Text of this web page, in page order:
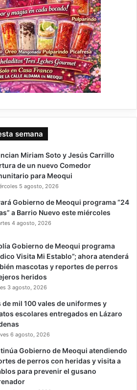
semana
Miriam Soto y Jesús Carrillo
de un nuevo Comedor
para Meoqui
5 agosto, 2026
Gobierno de Meoqui programa “24
a Barrio Nuevo este miércoles
4 agosto, 2026
Gobierno de Meoqui programa
Visita Mi Establo”; ahora atenderá
mascotas y reportes de perros
heridos
3 agosto, 2026
de mil 100 vales de uniformes y
escolares entregados en Lázaro
6 agosto, 2026
Gobierno de Meoqui atendiendo
de perros con heridas y visita a
para prevenir el gusano